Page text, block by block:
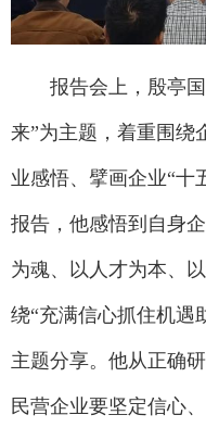
报告会上，殷亭国
来”为主题，着重围绕
业感悟、擘画企业“十
报告，他感悟到自身
为魂、以人才为本、
绕“充满信心抓住机遇
主题分享。他从正确
民营企业要坚定信心